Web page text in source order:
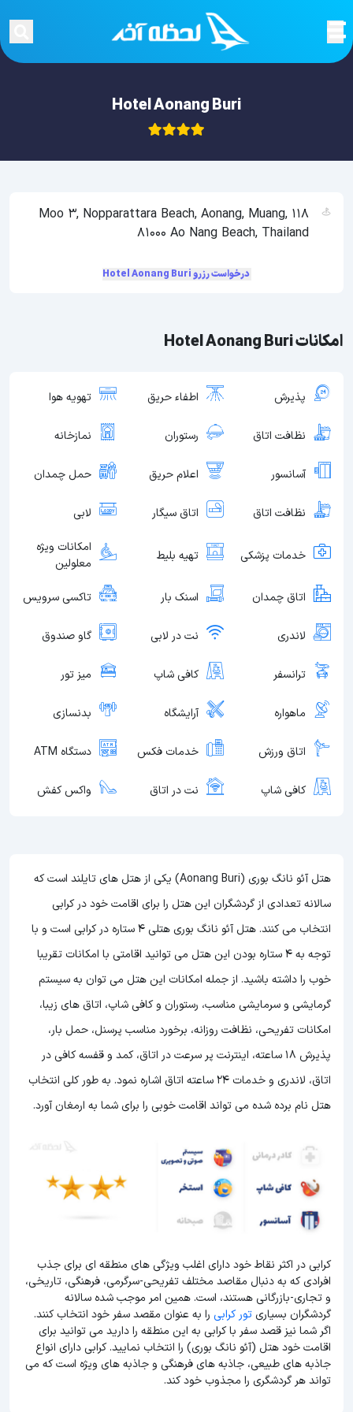
Hotel Aonang Buri
امکانات Hotel Aonang Buri
پذیرش اطفاء حریق تهویه هوا
نظافت اتاق رستوران نمازخانه
آسانسور اعلام حریق حمل چمدان
نظافت اتاق اتاق سیگار لابی
خدمات پزشکی تهیه بلیط
امکانات ویژه
معلولین
اتاق چمدان اسنک بار تاکسی سرویس
لاندری نت در لابی گاو صندوق
ترانسفر کافی شاپ میز تور
ماهواره آرایشگاه بدنسازی
اتاق ورزش خدمات فکس دستگاه ATM
کافی شاپ نت در اتاق واکس کفش
هتل آئو نانگ بوری (Aonang Buri) یکی از هتل های تایلند است که
سالانه تعدادی از گردشگران این هتل را برای اقامت خود در کرابی
انتخاب می کنند. هتل آئو نانگ بوری هتلی 4 ستاره در کرابی است و با
توجه به 4 ستاره بودن این هتل
می توانید اقامتی با امکانات تقریبا
خوب را داشته باشید. از جمله امکانات این هتل می توان به سیستم
گرمایشی و سرمایشی مناسب، رستوران و کافی شاپ، اتاق های زیبا،
امکانات تفریحی، نظافت روزانه، برخورد مناسب پرسنل، حمل بار،
پذیرش 18 ساعته، اینترنت پر سرعت در اتاق، کمد و قفسه کافی در
اتاق، لاندری و خدمات 24 ساعته اتاق اشاره نمود. به طور کلی انتخاب
هتل نام برده شده می تواند اقامت خوبی را برای شما به ارمغان آورد.
کرابی در اکثر نقاط خود دارای اغلب ویژگی های منطقه ای برای جذب
افرادی که به دنبال مقاصد مختلف تفریحی-سرگرمی، فرهنگی، تاریخی،
و تجاری-بازرگانی هستند، است. همین امر موجب شده سالانه
گردشگران بسیاریتور کرابی را به عنوان مقصد سفر خود انتخاب کنند.
اگر شما نیز قصد سفر با کرابی به این منطقه را دارید می توانید برای
اقامت خود هتل (آئو نانگ بوری) را انتخاب نمایید. کرابی دارای انواع
جاذبه های طبیعی، جاذبه های فرهنگی و جاذبه های ویژه است که می
تواند هر گردشگری را مجذوب خود کند.
118 Moo 3, Nopparattara Beach, Aonang, Muang,
81000 Ao Nang Beach, Thailand
درخواست رزرو Hotel Aonang Buri